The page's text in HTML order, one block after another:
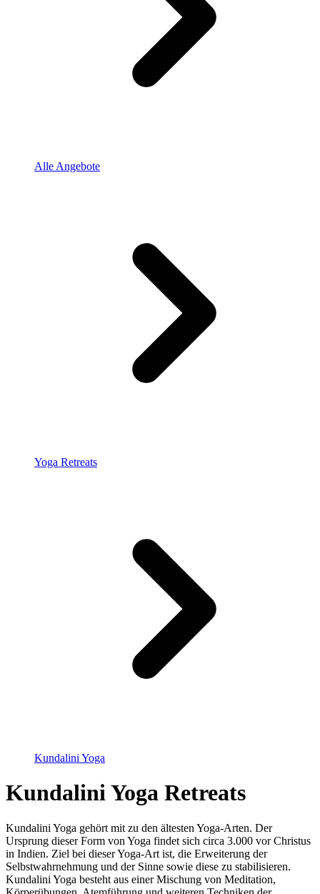
Alle Angebote
Yoga Retreats
Kundalini Yoga
Kundalini Yoga Retreats
Kundalini Yoga gehört mit zu den ältesten Yoga-Arten. Der
Ursprung dieser Form von Yoga findet sich circa 3.000 vor Christus
in Indien. Ziel bei dieser Yoga-Art ist, die Erweiterung der
Selbstwahrnehmung und der Sinne sowie diese zu stabilisieren.
Kundalini Yoga besteht aus einer Mischung von Meditation,